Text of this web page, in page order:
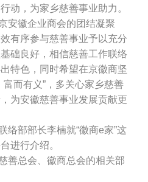
动，为家乡慈善事业助力。
徽企业商会的团结凝聚
有序参与慈善事业予以充分
础良好，相信慈善工作联络
特色，同时希望在京徽商坚
而有义”，多关心家乡慈善
为安徽慈善事业发展贡献更
部部长李楠就“徽商e家”这
进行介绍。
总会、徽商总会的相关部